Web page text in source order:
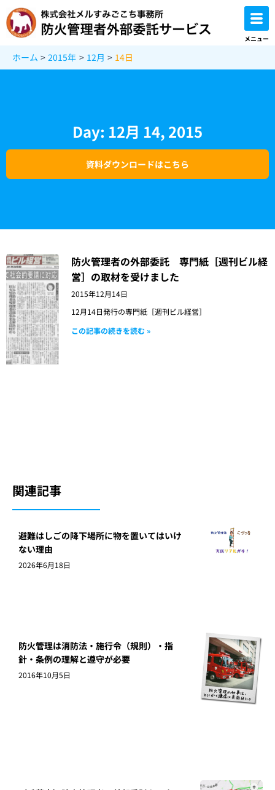
容
を
メニュー
ホーム 2015年 12月 14日
Day: 12月 14, 2015
資料ダウンロードはこちら
防火管理者の外部委託 専門紙［週刊ビル経
営］の取材を受けました
2015年12月14日
12月14日発行の専門紙［週刊ビル経営］
この記事の続きを読む »
関連記事
避難はしごの降下場所に物を置いてはいけ
ない理由
2026年6月18日
防火管理は消防法・施行令（規則）・指
針・条例の理解と遵守が必要
2016年10月5日